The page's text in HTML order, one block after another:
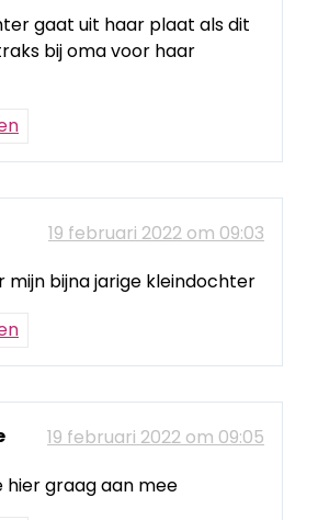
gaat uit haar plaat als dit
bij oma voor haar
19 februari 2022 om 09:03
mijn bijna jarige kleindochter
19 februari 2022 om 09:05
hier graag aan mee